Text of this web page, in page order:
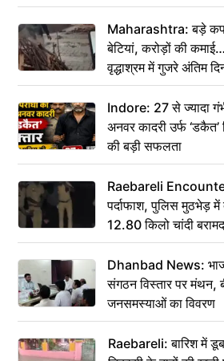
Maharashtra: बड़े
बेटियां, करोड़ों की
वृद्धाश्रम में गुजरे अंतिम
कहा– अंतिम संस्कार कर
Indore: 27 से ज्यादा
अनवर कादरी उर्फ ‘डकैत’
की बड़ी सफलता
Raebareli
पर्दाफाश, पुलिस मुठभेड़ में
12.80 किलो चांदी बरामद
Dhanbad News:
संगठन विस्तार पर मंथन,
जनसमस्याओं का विवरण
Raebareli: बारिश में